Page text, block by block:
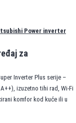
Power inverter
za
Inverter Plus serije –
izuzetno tihi rad, Wi-Fi
komfor kod kuće ili u